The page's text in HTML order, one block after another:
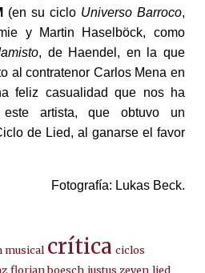
(en su ciclo Universo Barroco,
y Martin Haselböck, como
, de Haendel, en la que
al contratenor Carlos Mena en
feliz casualidad que nos ha
artista, que obtuvo un
de Lied, al ganarse el favor
Fotografía: Lukas Beck.
musical crítica ciclos
florian boesch justus zeyen lied